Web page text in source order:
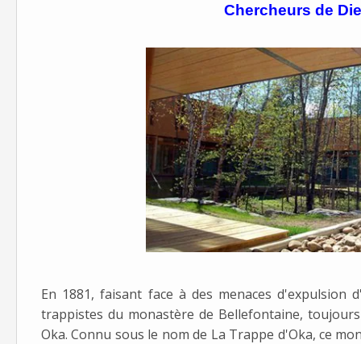
Chercheurs de
En 1881, faisant face à des menaces
trappistes du monastère de Bellefontaine,
Oka. Connu sous le nom de La Trappe d'Oka, ce